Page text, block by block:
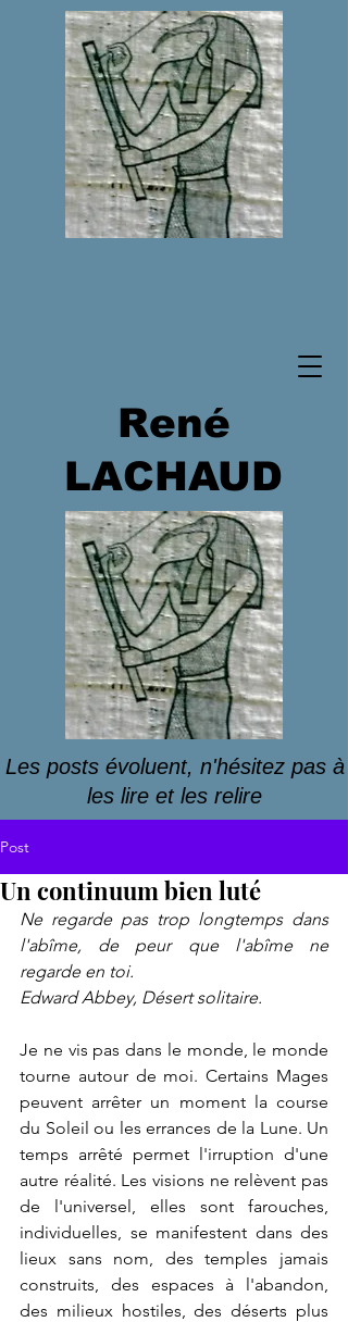
René
LACHAUD
Les posts évoluent, n'hésitez pas à
les lire et les relire
Post
Un continuum bien luté
Ne regarde pas trop longtemps dans
l'abîme, de peur que l'abîme ne
regarde en toi.
Edward Abbey, Désert solitaire.
Je ne vis pas dans le monde, le monde
tourne autour de moi. Certains Mages
peuvent arrêter un moment la course
du Soleil ou les errances de la Lune. Un
temps arrêté permet l'irruption d'une
autre réalité. Les visions ne relèvent pas
de l'universel, elles sont farouches,
individuelles, se manifestent dans des
lieux sans nom, des temples jamais
construits, des espaces à l'abandon,
des milieux hostiles, des déserts plus